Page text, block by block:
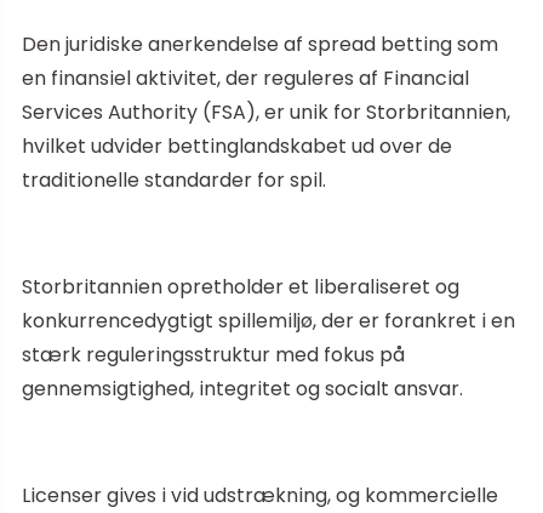
Den juridiske anerkendelse af spread betting som
en finansiel aktivitet, der reguleres af Financial
Services Authority (FSA), er unik for Storbritannien,
hvilket udvider bettinglandskabet ud over de
traditionelle standarder for spil.
Storbritannien opretholder et liberaliseret og
konkurrencedygtigt spillemiljø, der er forankret i en
stærk reguleringsstruktur med fokus på
gennemsigtighed, integritet og socialt ansvar.
Licenser gives i vid udstrækning, og kommercielle